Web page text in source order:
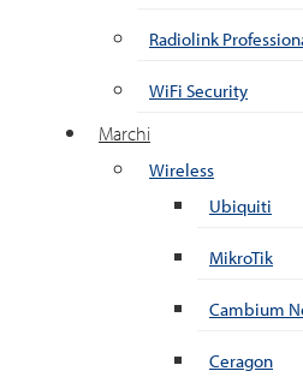
Radiolink
WiFi Security
Marchi
Wireless
Ubiquiti
MikroTik
Cambium
Ceragon